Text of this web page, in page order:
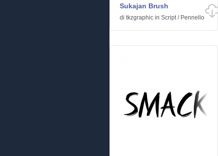
Sukajan Brush
di tkzgraphic in Script/ Pennello